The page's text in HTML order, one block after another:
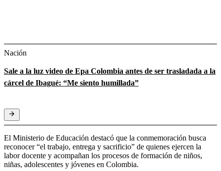
Nación
Sale a la luz video de Epa Colombia antes de ser trasladada a la
cárcel de Ibagué: “Me siento humillada”
El Ministerio de Educación destacó que la conmemoración busca
reconocer “el trabajo, entrega y sacrificio” de quienes ejercen la
labor docente y acompañan los procesos de formación de niños,
niñas, adolescentes y jóvenes en Colombia.